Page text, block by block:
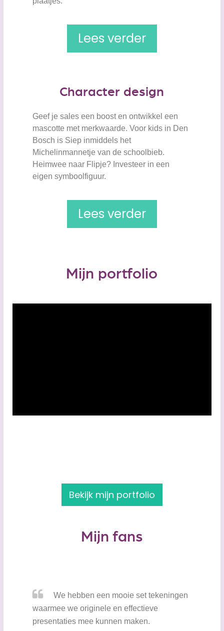
Lees verder
Character design
Geef je sales een boost en ontwikkel een
mascotte met merkwaarde. Voor kids in Den
Bosch is Siep inmiddels het
Michelinmannetje van de schoolbieb.
Heimwee naar Flipje? Investeer in een
eigen symboolfiguur.
Lees verder
Mijn portfolio
Bekijk mijn portfolio
Mijn fans
We hebben een mooie set tekeningen
waarmee we originele en effectieve
presentaties mee kunnen maken.